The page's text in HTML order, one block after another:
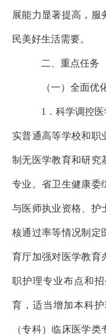
展能力显著提高，服
民美好生活需要。
二、重点任务
（一）全面优
1．科学调控
实普通高等学校和职
制无医学教育和研究
专业。省卫生健康委
与医师执业资格、护
核通过率等情况制定
育厅加强对医学教育
职护理专业布点和
育，适当增加本科
（专科）临床医学